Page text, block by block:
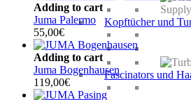
Kopftücher und
Fascinators und
Adding to cart
Juma Palermo
55,00€
Adding to cart
Juma Bogenhausen
119,00€